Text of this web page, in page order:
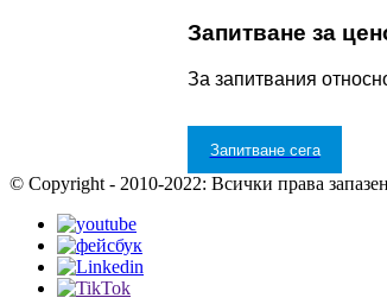
Запитване за
За запитвания
Запитване сега
© Copyright - 2010-2022: Всички права